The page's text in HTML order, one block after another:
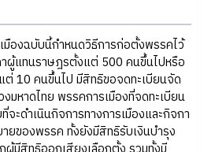
องฉบับนี้กำหนดวิธีการก่อตั้งพรรคไว้
ผู้แทนราษฎรตั้งแต่ 500 คนขึ้นไปหรือ
ต่ 10 คนขึ้นไป มีสิทธิขอจดทะเบียนจัด
มหาดไทย พรรคการเมืองที่จดทะเบียน
ะดำเนินกิจการทางการเมืองและกิจกา
ยของพรรค ทั้งยังมีสิทธิรับเงินบำรุง